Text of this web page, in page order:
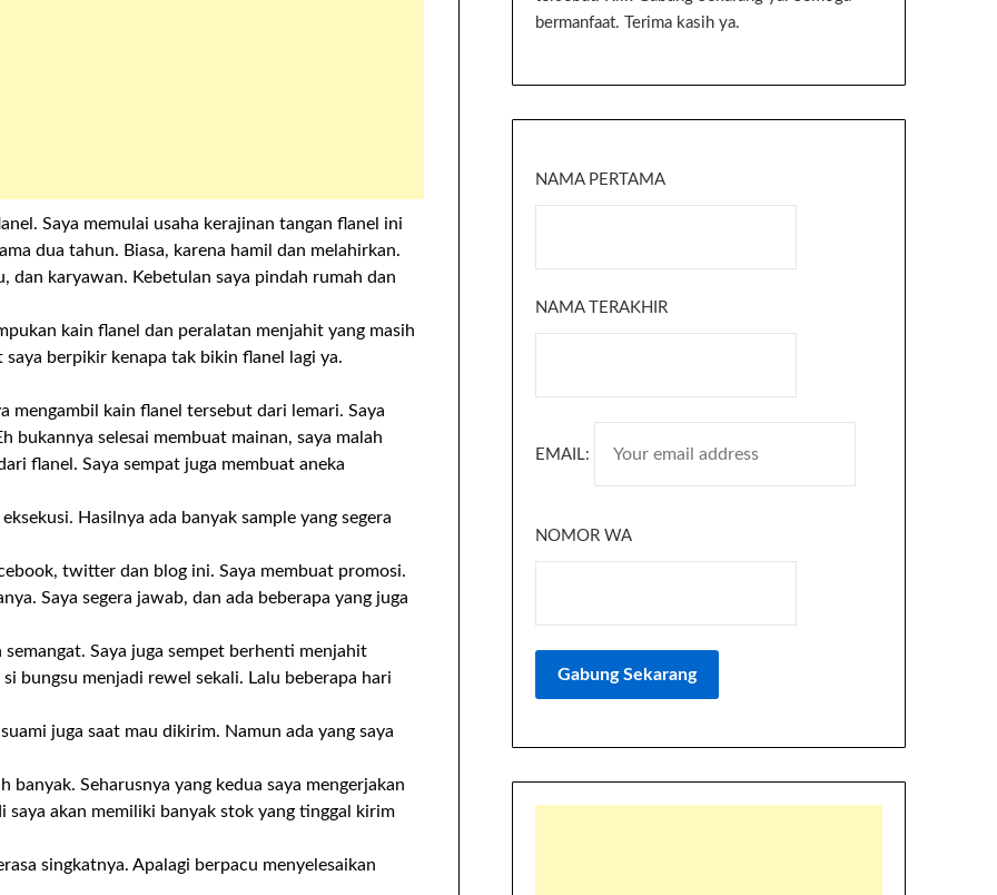
Saya memulai usaha kerajinan tangan flanel ini
dua tahun. Biasa, karena hamil dan melahirkan.
dan karyawan. Kebetulan saya pindah rumah dan
kain flanel dan peralatan menjahit yang masih
berpikir kenapa tak bikin flanel lagi ya.
mengambil kain flanel tersebut dari lemari. Saya
bukannya selesai membuat mainan, saya malah
flanel. Saya sempat juga membuat aneka
Hasilnya ada banyak sample yang segera
twitter dan blog ini. Saya membuat promosi.
Saya segera jawab, dan ada beberapa yang juga
Saya juga sempet berhenti menjahit
bungsu menjadi rewel sekali. Lalu beberapa hari
juga saat mau dikirim. Namun ada yang saya
banyak. Seharusnya yang kedua saya mengerjakan
saya akan memiliki banyak stok yang tinggal kirim
singkatnya. Apalagi berpacu menyelesaikan
bermanfaat. Terima kasih ya.
NAMA PERTAMA
NAMA TERAKHIR
EMAIL:
NOMOR WA